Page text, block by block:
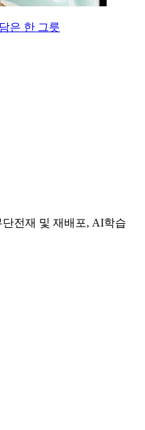
은 한 그릇
전재 및 재배포, AI학습